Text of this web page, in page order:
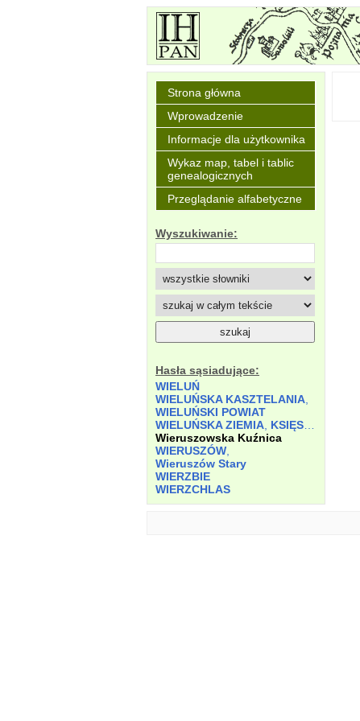
Strona główna
Wprowadzenie
Informacje dla użytkownika
Wykaz map, tabel i tablic
genealogicznych
Przeglądanie alfabetyczne
Wyszukiwanie:
Hasła sąsiadujące:
WIELUŃ
WIELUŃSKA KASZTELANIA
WIELUŃSKI POWIAT
WIELUŃSKA ZIEMIA KSIĘSTWO
Wieruszowska Kuźnica
WIERUSZÓW
Wieruszów Stary
WIERZBIE
WIERZCHLAS